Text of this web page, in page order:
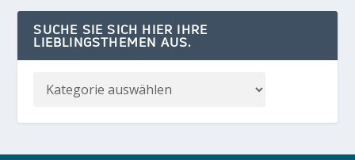
SUCHE SIE SICH HIER IHRE
LIEBLINGSTHEMEN AUS.